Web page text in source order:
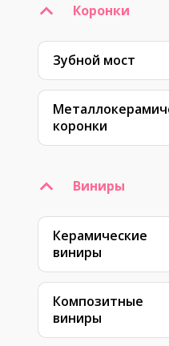
Коронки
Зубной мост
коронки
Виниры
Керамические
виниры
Композитные
виниры